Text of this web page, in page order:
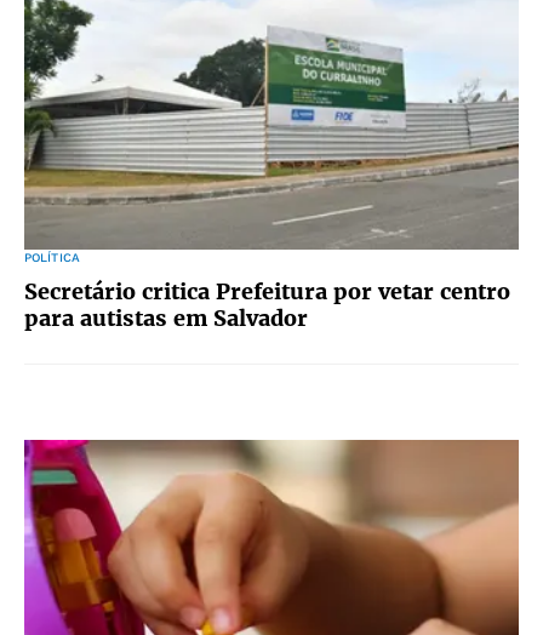
POLÍTICA
Secretário critica Prefeitura por vetar centro
para autistas em Salvador